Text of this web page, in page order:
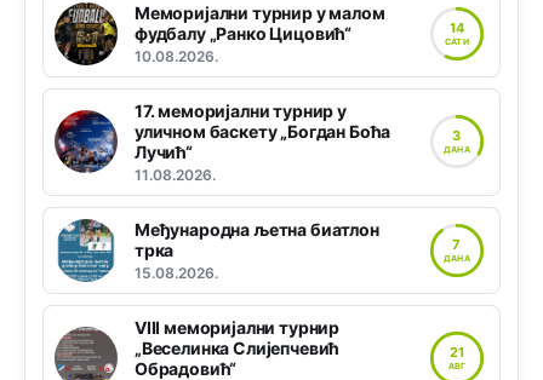
Меморијални турнир у малом
фудбалу „Ранко Цицовић“
10.08.2026.
14
САТИ
17. меморијални турнир у
уличном баскету „Богдан Боћа
Лучић“
11.08.2026.
3
ДАНА
Међународна љетна биатлон
трка
15.08.2026.
7
ДАНА
VIII меморијални турнир
„Веселинка Слијепчевић
Обрадовић“
21
АВГ